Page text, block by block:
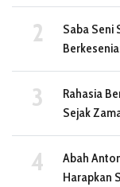
Saba Seni
Rahasia
Sejak
Abah
Harapkan